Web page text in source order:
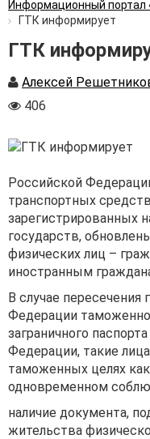
Информационный портал
ГТК информирует
ГТК
Автор
Алексей
Количество
406
Российской
транспортных
зарегистрированных
государств,
физических лиц –
иностранным
В случае
Федерации
заграничного
Федерации, такие
таможенных целях
одновременном
наличие документа,
жительства